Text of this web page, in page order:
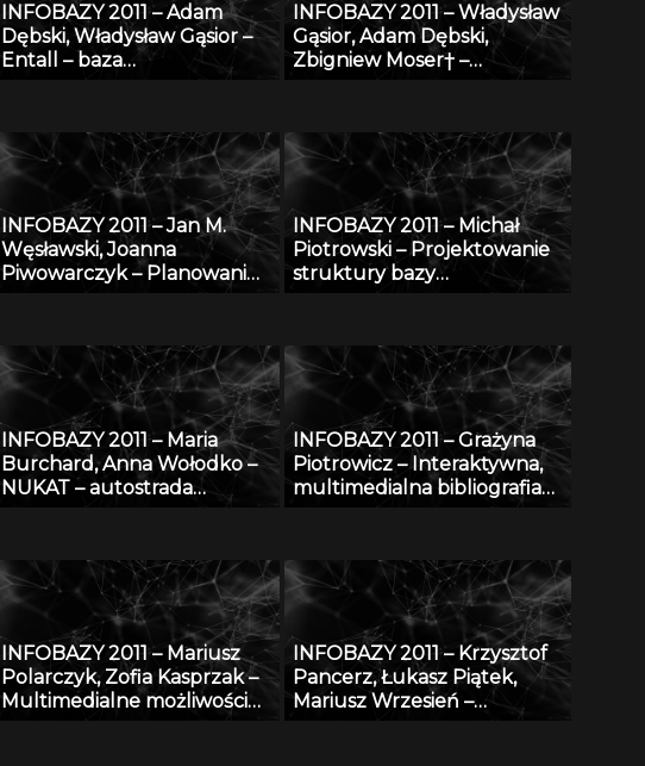
INFOBAZY 2011 – Adam
Dębski, Władysław Gąsior –
Entall – baza
układu Li-Si
INFOBAZY 2011 – Władysław
Gąsior, Adam Dębski,
Zbigniew Moser† –
fizykochemicznych metali i
stopów
INFOBAZY 2011 – Jan M.
Węsławski, Joanna
Piwowarczyk – Planowanie
INFOBAZY 2011 – Michał
Piotrowski – Projektowanie
struktury bazy
ograniczonych zasobów
INFOBAZY 2011 – Maria
Burchard, Anna Wołodko –
NUKAT – autostrada
INFOBAZY 2011 – Grażyna
Piotrowicz – Interaktywna,
multimedialna bibliografia
INFOBAZY 2011 – Mariusz
Polarczyk, Zofia Kasprzak –
Multimedialne możliwości
INFOBAZY 2011 – Krzysztof
Pancerz, Łukasz Piątek,
Mariusz Wrzesień –